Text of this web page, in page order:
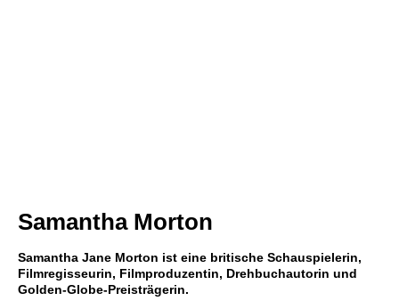
Samantha Morton
Samantha Jane Morton ist eine britische Schauspielerin,
Filmregisseurin, Filmproduzentin, Drehbuchautorin und
Golden-Globe-Preisträgerin.